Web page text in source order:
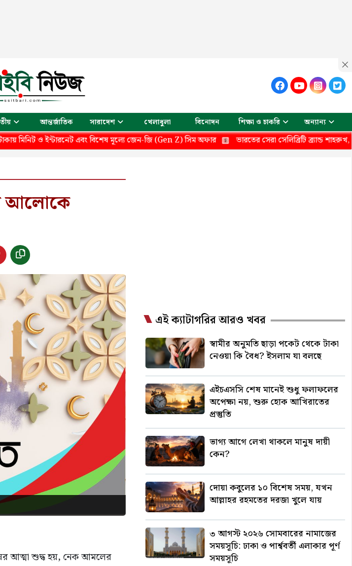
আন্তর্জাতিক সারাদেশ খেলাধুলা বিনোদন শিক্ষা ও চাকরি অন্যান্য
এবং বিশেষ মূল্যে জেন-জি (Gen Z) সিম অফার ভারতের সেরা সেলিব্রিটি ব্র্যান্ড শাহরুখ, শীর্ষ ১০-এ
আলোকে
আত্মা শুদ্ধ হয়, নেক আমলের
এই ক্যাটাগরির আরও খবর
স্বামীর অনুমতি ছাড়া পকেট থেকে টাকা
নেওয়া কি বৈধ? ইসলাম যা বলছে
এইচএসসি শেষ মানেই শুধু ফলাফলের
অপেক্ষা নয়, শুরু হোক আখিরাতের
প্রস্তুতি
ভাগ্য আগে লেখা থাকলে মানুষ দায়ী
কেন?
দোয়া কবুলের ১০ বিশেষ সময়, যখন
আল্লাহর রহমতের দরজা খুলে যায়
৩ আগস্ট ২০২৬ সোমবারের নামাজের
সময়সূচি: ঢাকা ও পার্শ্ববর্তী এলাকার পূর্ণ
সময়সূচি